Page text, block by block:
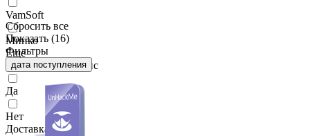
VamSoft
Мипко
Еще
Русский интерфейс
Да
Нет
Доставка
Сбросить все
Показать (16)
Фильтры
дата поступления